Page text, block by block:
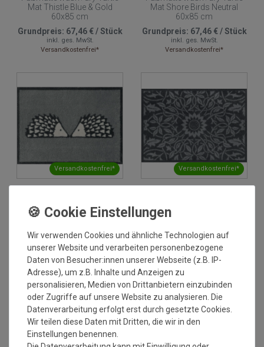
Mat Thistle Blue & Gold
60x85 cm
Grundpreis: 67,46 €/Stück
inkl. ges. MwSt.
Versandkostenfrei*
Mat Shore Birds Neutral
60x85 cm
Grundpreis: 67,46 €/Stück
inkl. ges. MwSt.
Versandkostenfrei*
Versandkostenfrei*
Mat Kissing Spike Slate
Grundpreis:67,46 €/Stück
inkl. ges. MwSt.
Versandkostenfrei*
Mat St James Ceiling Grey
Grundpreis:67,46 €/Stück
inkl. ges. MwSt.
Versandkostenfrei*
NEU
Wir verwenden Cookies und ähnliche Technologien auf
unserer Website und verarbeiten personenbezogene
Daten von Besucher:innen unserer Webseite (z.B. IP-
Adresse), um z.B. Inhalte und Anzeigen zu
personalisieren, Medien von Drittanbietern einzubinden
oder Zugriffe auf unsere Website zu analysieren. Die
Datenverarbeitung erfolgt erst durch gesetzte Cookies.
Wir teilen diese Daten mit Dritten, die wir in den
Einstellungen benennen.